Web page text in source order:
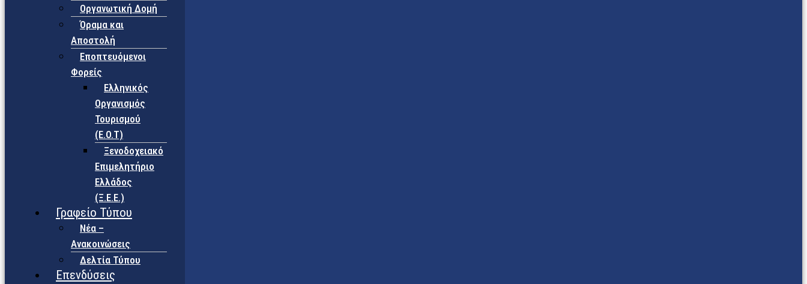
Οργανωτική Δομή
Όραμα και
Αποστολή
Εποπτευόμενοι
Φορείς
Eλληνικός
Οργανισμός
Τουρισμού
(Ε.Ο.Τ)
Ξενοδοχειακό
Επιμελητήριο
Ελλάδος
(Ξ.Ε.Ε.)
Γραφείο Τύπου
Νέα –
Ανακοινώσεις
Δελτία Τύπου
Επενδύσεις